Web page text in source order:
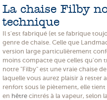
La chaise Filby
technique
Il s'est fabriqué (et se fabrique
genre de chaise. Celle que
version large particulièrement
moins compacte que celles qu'on
notre "Filby" est une vraie chaise
laquelle vous aurez plaisir à rester
renfort sous le piètement, elle
en hêtre cintrés à la vapeur, selon